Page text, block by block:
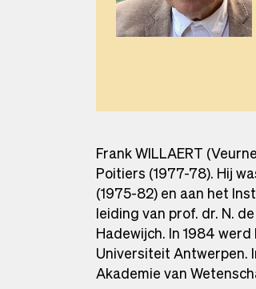
Frank WILLAERT
Poitiers (1977-78). Hij
(1975-82) en aan het
leiding van prof. dr. N.
Hadewijch. In 1984
Universiteit Antwerpen.
Akademie van